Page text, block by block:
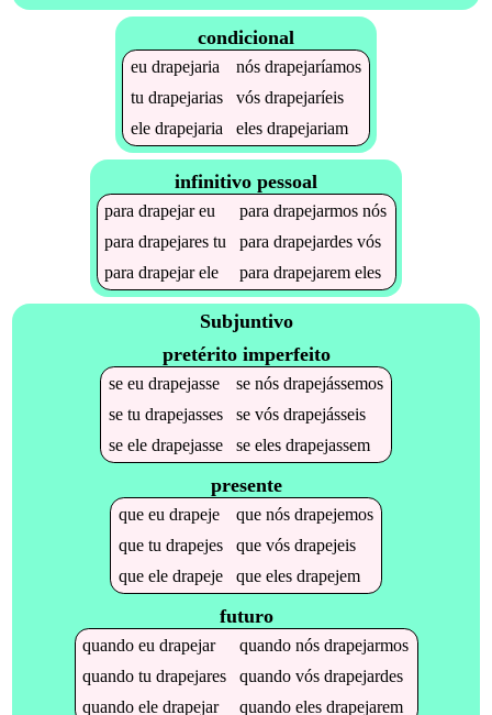
condicional
eu drapejaria nós drapejaríamos
tu drapejarias vós drapejaríeis
ele drapejaria eles drapejariam
infinitivo pessoal
paradrapejareu paradrapejarmos nós
paradrapejares tu paradrapejardes vós
paradrapejarele paradrapejarem eles
Subjuntivo
pretérito imperfeito
se eu drapejasse se nós drapejássemos
se tu drapejasses se vós drapejásseis
se ele drapejasse se eles drapejassem
presente
que eu drapeje que nós drapejemos
que tu drapejes que vós drapejeis
que ele drapeje que eles drapejem
futuro
quandoeudrapejar quandonósdrapejarmos
quandotudrapejares quandovósdrapejardes
quandoeledrapejar quandoelesdrapejarem